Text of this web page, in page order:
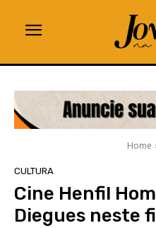
Home
CULTURA
Cine Henfil
Diegues neste